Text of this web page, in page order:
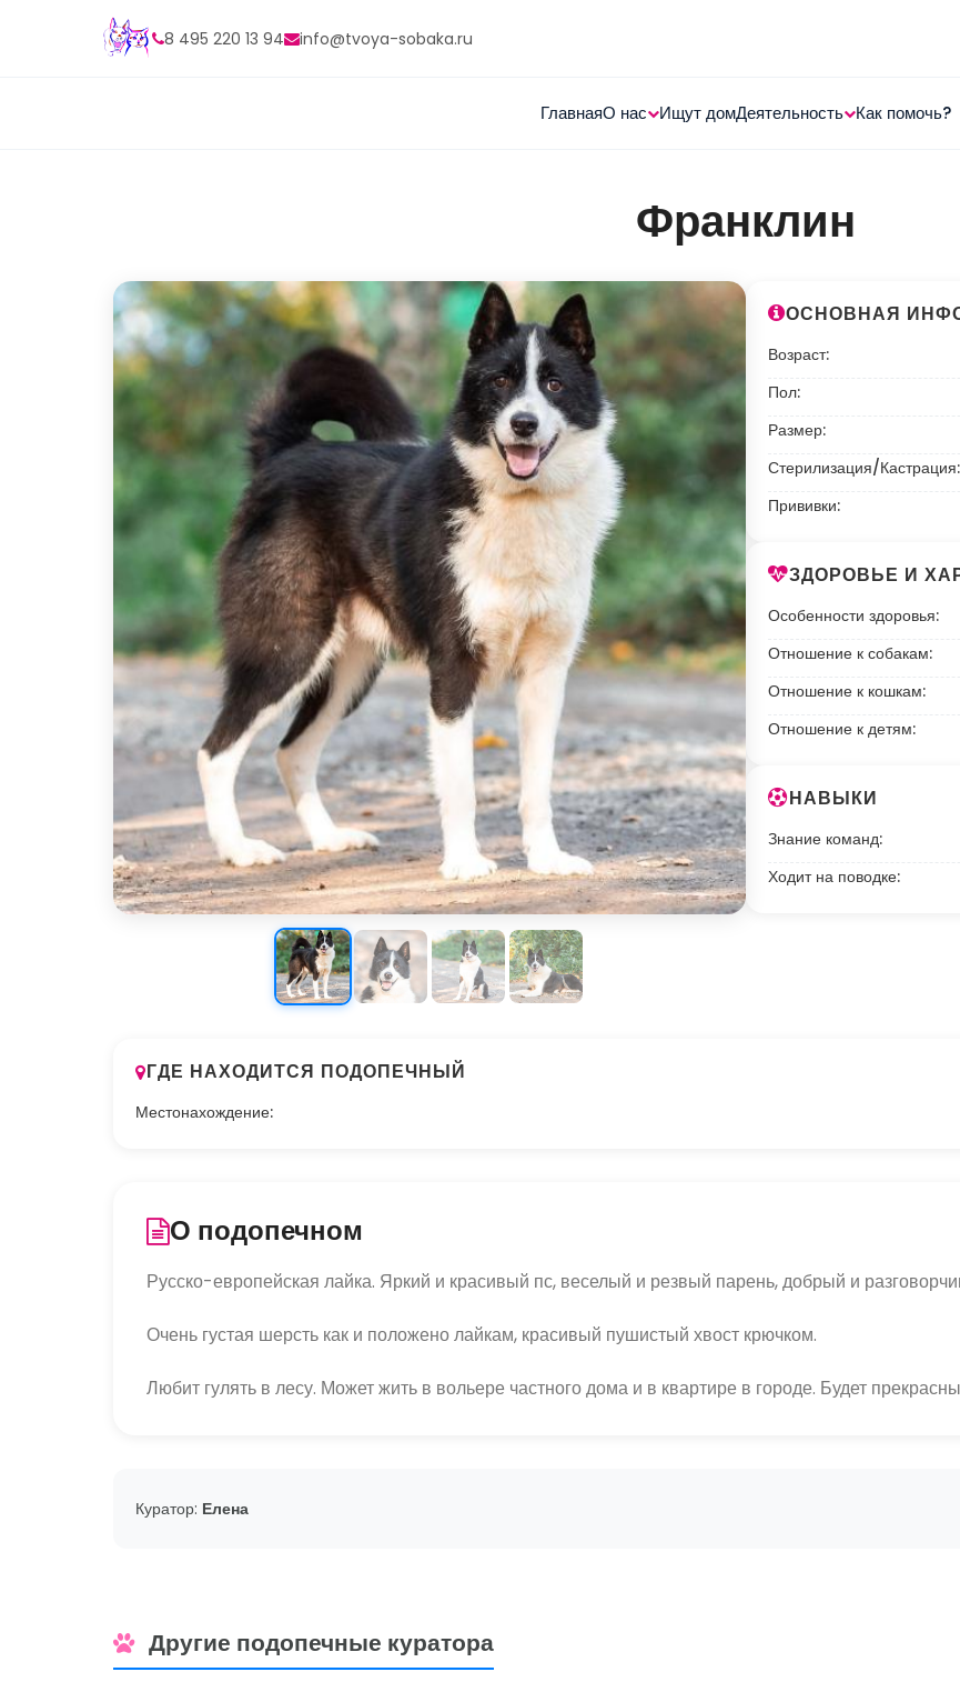
8 495 220 13 94 info@tvoya-sobaka.ru
ГлавнаяО нас Ищут домДеятельность Как помочь?
Франклин
ОСНОВНАЯ
Возраст:
Пол:
Размер:
Стерилизация/Кастрация:
Прививки:
ЗДОРОВЬЕ И
Особенности здоровья:
Отношение к собакам:
Отношение к кошкам:
Отношение к детям:
НАВЫКИ
Знание команд:
Ходит на поводке:
ГДЕ НАХОДИТСЯ ПОДОПЕЧНЫЙ
Местонахождение:
О подопечном
Русско-европейская лайка. Яркий и красивый пс, веселый и резвый парень, добрый и
Очень густая шерсть как и положено лайкам, красивый пушистый хвост крючком.
Любит гулять в лесу. Может жить в вольере частного дома и в квартире в городе. Будет
Куратор: Елена
Другие подопечные куратора